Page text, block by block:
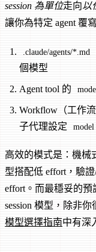
session 為單位走向以
讓你為特定 agent 覆
.claude/agents/*.md
個模型
Agent tool 的
Workflow（工作
子代理設定
model
高效的模式是：機械
型搭配低 effort，驗
effort。而最穩妥的
session 模型，除非
模型選擇指南中有深